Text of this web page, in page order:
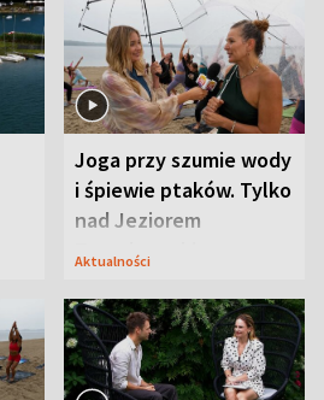
Joga przy szumie wody
i śpiewie ptaków. Tylko
nad Jeziorem
Tarnobrzeskim
Aktualności